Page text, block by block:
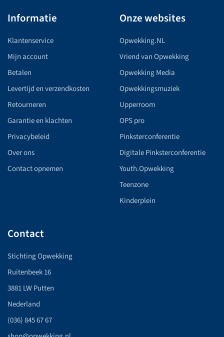
Informatie
Klantenservice
Mijn account
Betalen
Levertijd en verzendkosten
Retourneren
Garantie en klachten
Privacybeleid
Over ons
Contact opnemen
Onze websites
Opwekking.NL
Vriend van Opwekking
Opwekking Media
Opwekkingsmuziek
Upperroom
OPS pro
Pinksterconferentie
Digitale Pinksterconferentie
Youth.Opwekking
Teenzone
Kinderplein
Contact
Stichting Opwekking
Ruitenbeek 16
3881 LW Putten
Nederland
(036) 845 67 67